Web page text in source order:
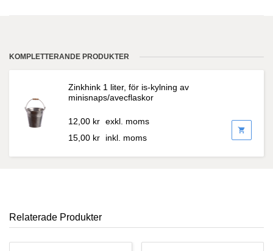
KOMPLETTERANDE PRODUKTER
Zinkhink 1 liter, för is-kylning av
minisnaps/avecflaskor
12,00 kr exkl. moms
15,00 kr inkl. moms
shopping_cart
Relaterade Produkter